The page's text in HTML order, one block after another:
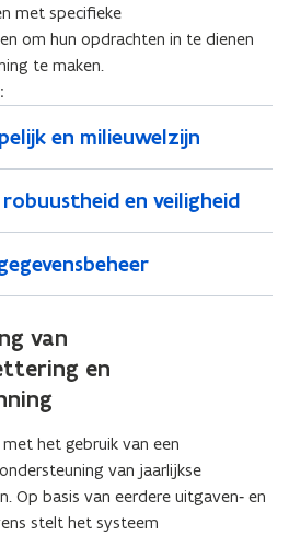
met specifieke
om hun opdrachten in te dienen
te maken.
en milieuwelzijn
robuustheid en veiligheid
van
en
het gebruik van een
van jaarlijkse
Op basis van eerdere uitgaven‑ en
stelt het systeem